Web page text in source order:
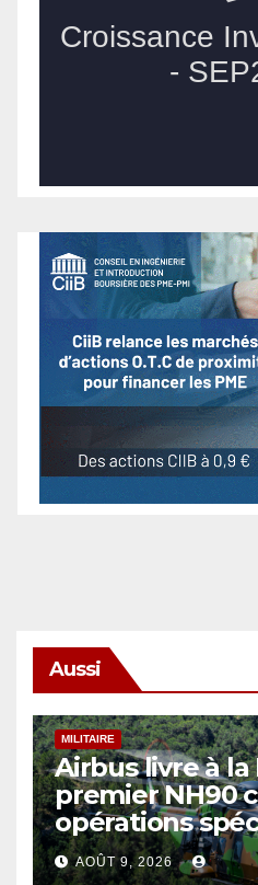
Aussi
MILITAIRE
Airbus livre à la
premier NH90
opérations
AOÛT 9, 2026